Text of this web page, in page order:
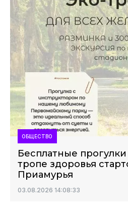
ОБЩЕСТВО
Бесплатные
тропе здоровья
Приамурья
03.08.2026 14:08:33